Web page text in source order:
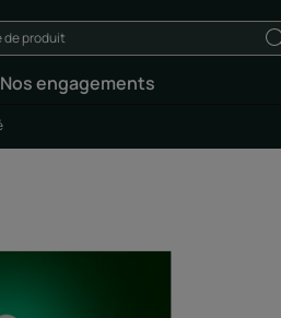
Nos engagements